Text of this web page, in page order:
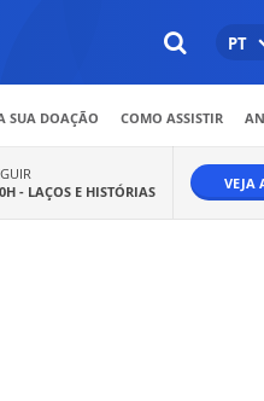
PT
SUA DOAÇÃO COMO ASSISTIR
- LAÇOS E HISTÓRIAS VEJA